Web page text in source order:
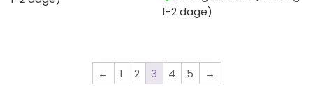
1-2 dage)
← 1 2 3 4 5 →